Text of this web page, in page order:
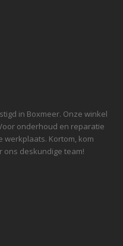
in Boxmeer. Onze winkel
onderhoud en reparatie
Kortom, kom
ons deskundige team!